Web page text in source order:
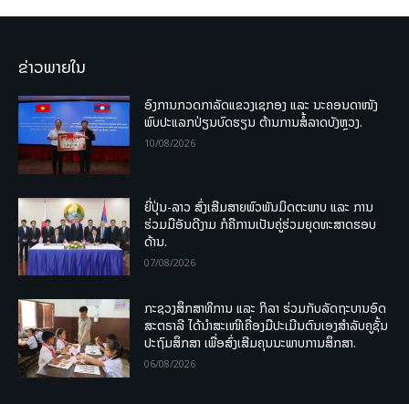
ຂ່າວພາຍໃນ
ອົງການກວດກາລັດແຂວງເຊກອງ ແລະ ນະຄອນດາໜັງ
ພົບປະແລກປ່ຽນບົດຮຽນ ຕ້ານການສໍ້ລາດບັງຫຼວງ.
10/08/2026
ຍີ່ປຸ່ນ-ລາວ ສົ່ງເສີມສາຍພົວພັນມິດຕະພາບ ແລະ ການ
ຮ່ວມມືອັນດີງາມ ກໍຄືການເປັນຄູ່ຮ່ວມຍຸດທະສາດຮອບ
ດ້ານ.
07/08/2026
ກະຊວງສຶກສາທິການ ແລະ ກິລາ ຮ່ວມກັບລັດຖະບານອົດ
ສະຕຣາລີ ໄດ້ນຳສະເໜີເຄື່ອງມືປະເມີນຕົນເອງສຳລັບຄູຊັ້ນ
ປະຖົມສຶກສາ ເພື່ອສົ່ງເສີມຄຸນນະພາບການສຶກສາ.
06/08/2026